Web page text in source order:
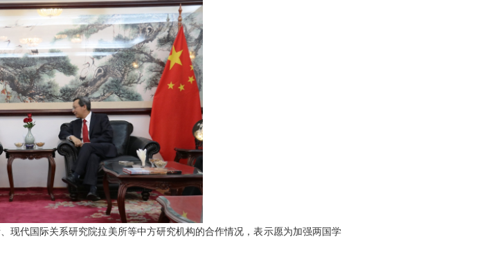
代国际关系研究院拉美所等中方研究机构的合作情况，表示愿为加强两国学